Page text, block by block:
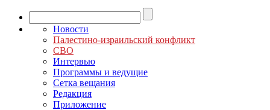
Новости
Палестино-израильский конфликт
СВО
Интервью
Программы и ведущие
Сетка вещания
Редакция
Приложение